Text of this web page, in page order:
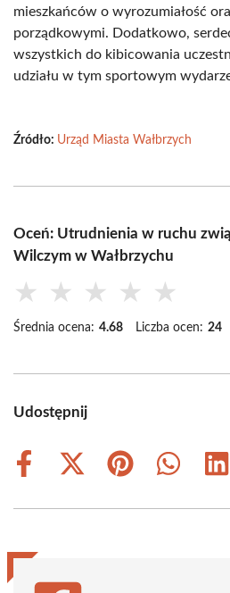
mieszkańców o wyrozumiałość
porządkowymi. Dodatkowo,
wszystkich do kibicowania
udziału w tym sportowym
Źródło: Urząd Miasta Wałbrzych
Oceń: Utrudnienia w ruchu
Wilczym w Wałbrzychu
★ ★ ★ ★ ★
Średnia ocena: 4.68 Liczba ocen: 24
Udostępnij
Share
Share
(Twitter)
Share
Share